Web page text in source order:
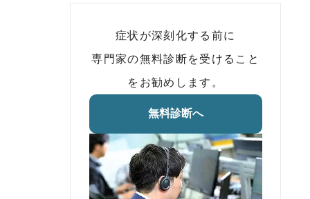
症状が深刻化する前に
専門家の無料診断を受けること
をお勧めします。
無料診断へ